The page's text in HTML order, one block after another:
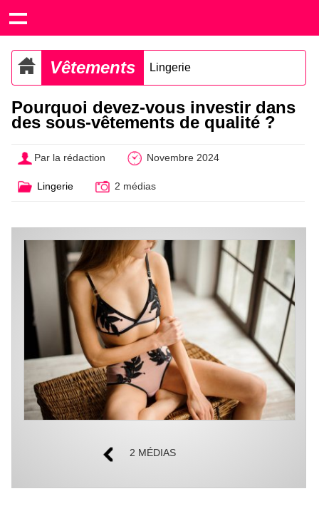
Vêtements Lingerie
Pourquoi devez-vous investir dans
des sous-vêtements de qualité ?
Par la rédaction Novembre 2024
Lingerie 2 médias
2 MÉDIAS